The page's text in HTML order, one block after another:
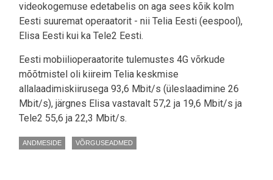
videokogemuse edetabelis on aga sees kõik kolm
Eesti suuremat operaatorit - nii Telia Eesti (eespool),
Elisa Eesti kui ka Tele2 Eesti.
Eesti mobiilioperaatorite tulemustes 4G võrkude
mõõtmistel oli kiireim Telia keskmise
allalaadimiskiirusega 93,6 Mbit/s (üleslaadimine 26
Mbit/s), järgnes Elisa vastavalt 57,2 ja 19,6 Mbit/s ja
Tele2 55,6 ja 22,3 Mbit/s.
ANDMESIDE VÕRGUSEADMED